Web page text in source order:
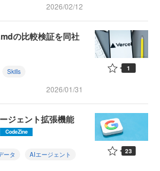
2026/02/12
の比較検証を同社
Skills
2026/01/31
1
ジェント拡張機能
CodeZine
ータ AIエージェント 23